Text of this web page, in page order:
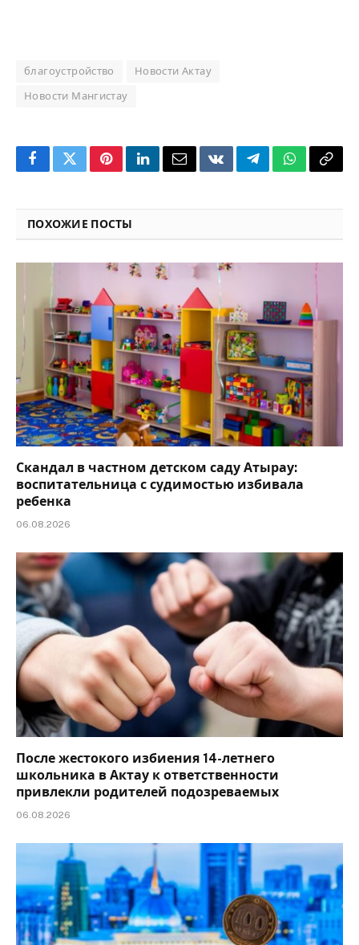
благоустройство Новости Актау
Новости Мангистау
FacebookTwitterPinterestLinkedInEmailVKontakteTelegramWhatsApp
Copy
ПОХОЖИЕ ПОСТЫ
Скандал в частном детском саду Атырау:
воспитательница с судимостью избивала
ребенка
06.08.2026
После жестокого избиения 14-летнего
школьника в Актау к ответственности
привлекли родителей подозреваемых
06.08.2026